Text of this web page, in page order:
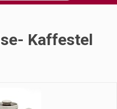
Kaffestel